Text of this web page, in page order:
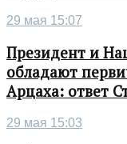
29 мая 15:07
Президент и
обладают
Арцаха: ответ
29 мая 15:03